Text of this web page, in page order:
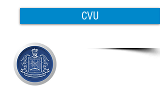
CVU